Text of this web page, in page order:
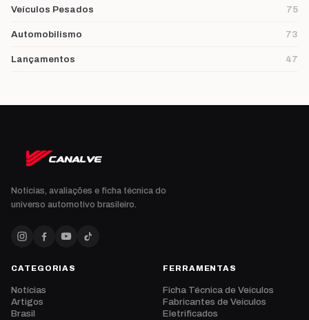
Veículos Pesados 75
Automobilismo 73
Lançamentos 47
Notícias, avaliações e ficha técnica do
universo automotivo brasileiro.
CATEGORIAS
Notícias
Artigos
Brasil
FERRAMENTAS
Ficha Técnica de Veículos
Fabricantes de Veículos
Eletrificados